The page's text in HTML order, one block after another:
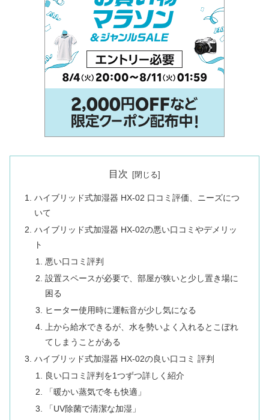
目次
ハイブリッド式加湿器 HX-02 口コミ評価、ニーズにつ
いて
ハイブリッド式加湿器 HX-02の悪い口コミやデメリッ
ト
悪い口コミ評判
設置スペースが必要で、部屋が狭いと少し置き場に
困る
ヒーター使用時に運転音が少し気になる
上から給水できるが、水を勢いよく入れるとこぼれ
てしまうことがある
ハイブリッド式加湿器 HX-02の良い口コミ 評判
良い口コミ評判を1つずつ詳しく紹介
「暖かい蒸気で冬も快適」
「UV除菌で清潔な加湿」